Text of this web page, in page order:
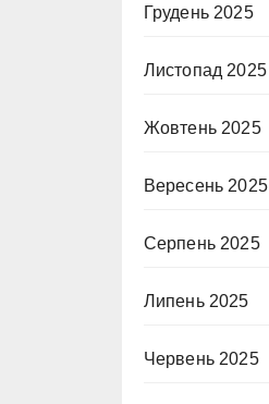
Грудень 2025
Листопад 2025
Жовтень 2025
Вересень 2025
Серпень 2025
Липень 2025
Червень 2025